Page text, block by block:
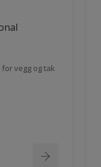
vegg og tak